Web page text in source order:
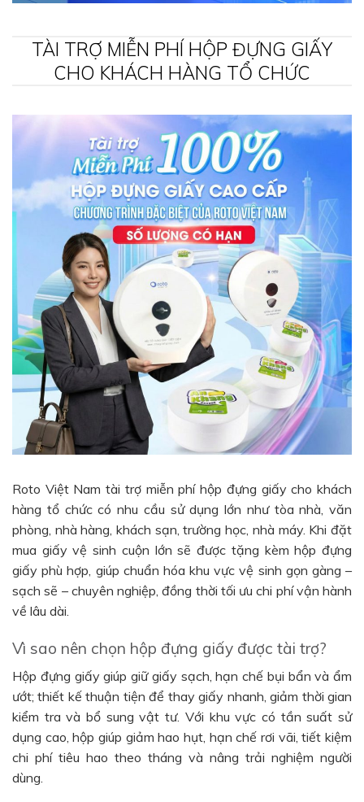
TÀI TRỢ MIỄN PHÍ HỘP ĐỰNG GIẤY
CHO KHÁCH HÀNG TỔ CHỨC
Roto Việt Nam tài trợ miễn phí hộp đựng giấy cho khách
hàng tổ chức có nhu cầu sử dụng lớn như tòa nhà, văn
phòng, nhà hàng, khách sạn, trường học, nhà máy. Khi đặt
mua giấy vệ sinh cuộn lớn sẽ được tặng kèm hộp đựng
giấy phù hợp, giúp chuẩn hóa khu vực vệ sinh gọn gàng –
sạch sẽ – chuyên nghiệp, đồng thời tối ưu chi phí vận hành
về lâu dài.
Vì sao nên chọn hộp đựng giấy được tài trợ?
Hộp đựng giấy giúp giữ giấy sạch, hạn chế bụi bẩn và ẩm
ướt; thiết kế thuận tiện để thay giấy nhanh, giảm thời gian
kiểm tra và bổ sung vật tư. Với khu vực có tần suất sử
dụng cao, hộp giúp giảm hao hụt, hạn chế rơi vãi, tiết kiệm
chi phí tiêu hao theo tháng và nâng trải nghiệm người
dùng.